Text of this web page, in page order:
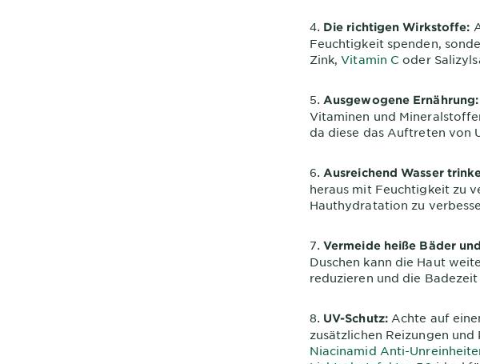
Die richtigen Wirkstoffe:
Feuchtigkeit spenden,
Zink,Vitamin C oder
Ausgewogene Ernährung:
Vitaminen und
da diese das Auftreten von
Ausreichend Wasser
heraus mit Feuchtigkeit zu
Hauthydratation zu
Vermeide heiße Bäder
Duschen kann die Haut
reduzieren und die
UV-Schutz:Achte auf
zusätzlichen Reizungen
Niacinamid Anti-